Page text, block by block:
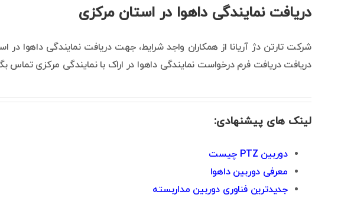
دریافت نمایندگی داهوا در استان مرکزی
شرکت تارتن دژ آریانا از همکاران واجد شرایط، جهت دریافت نمایندگی داهوا
دریافت دریافت فرم درخواست نمایندگی داهوا در اراک با نمایندگی مرکزی
لینک های پیشنهادی:
دوربین PTZ چیست
معرفی دوربین داهوا
جدیدترین فناوری دوربین مداربسته